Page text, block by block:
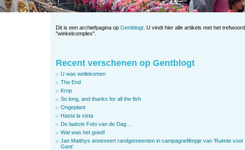
Dit is een archiefpagina op Gentblogt . U vindt hier alle artikels met het trefwoord
"winkelcomplex".
Recent verschenen op Gentblogt
U was wellekomen
The End
Krop
So long, and thanks for all the fish
Ongeplant
Hasta la vista
De laatste Foto van de Dag….
Wat was het goed!
Jan Matthys annexeert randgemeenten in campagnefilmpje van ‘Ruimte voor
Gent’